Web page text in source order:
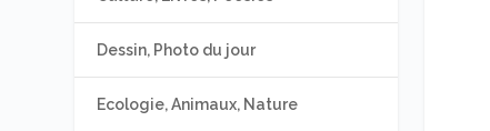
Dessin, Photo du jour
Ecologie, Animaux, Nature